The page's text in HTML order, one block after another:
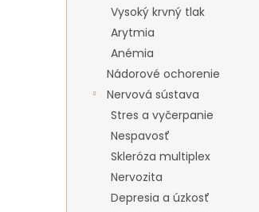
Vysoký krvný tlak
Arytmia
Anémia
Nádorové ochorenie
Nervová sústava
Stres a vyčerpanie
Nespavosť
Skleróza multiplex
Nervozita
Depresia a úzkosť